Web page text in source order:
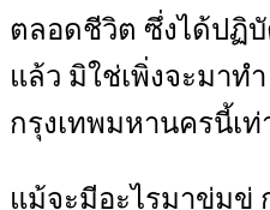
ตลอดชีวิต ซึ่งได้ปฏิ
แล้ว มิใช่เพิ่งจะมาท
กรุงเทพมหานครนี้เ
แม้จะมีอะไรมาข่มขู่